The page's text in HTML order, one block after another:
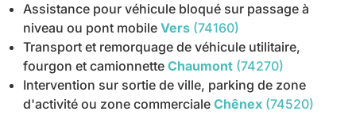
Assistance pour véhicule bloqué sur passage à
niveau ou pont mobile Vers (74160)
Transport et remorquage de véhicule utilitaire,
fourgon et camionnette Chaumont (74270)
Intervention sur sortie de ville, parking de zone
d'activité ou zone commerciale Chênex (74520)